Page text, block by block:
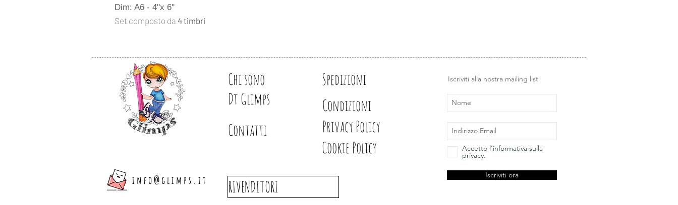
Dim: A6 - 4''x 6''
Set composto da 4 timbri
Iscriviti alla nostra mailing list
Accetto l'informativa sulla
privacy.
Iscriviti ora
Chi sono
Dt Glimps
Contatti
Privacy Policy
Spedizioni
Condizioni
Cookie Policy
info@glimps.it RIVENDITORI